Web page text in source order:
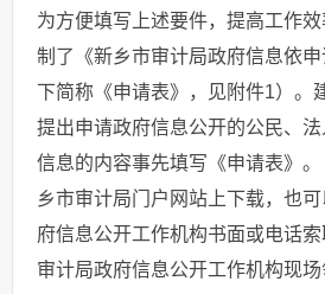
为方便填写上述要件，提高工作
制了《新乡市审计局政府信息依
下简称《申请表》，见附件1）。
提出申请政府信息公开的公民、
信息的内容事先填写《申请表》
乡市审计局门户网站上下载，也
府信息公开工作机构书面或电话
审计局政府信息公开工作机构现